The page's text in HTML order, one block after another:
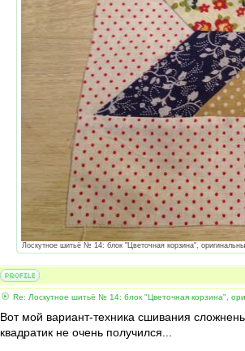
Лоскутное шитьё № 14: блок "Цветочная корзина",
Re: Лоскутное шитьё № 14: блок "Цветочная корзина",
Вот мой вариант-техника сшивания
квадратик не очень получился...